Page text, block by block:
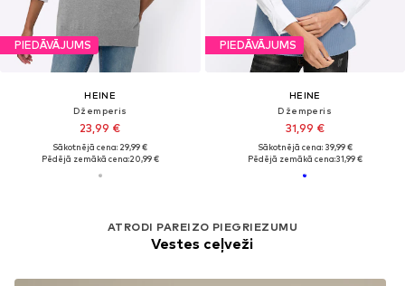
PIEDĀVĀJUMS
HEINE
Džemperis
23,99 €
Sākotnējā cena: 29,99 €
Pēdējā zemākā cena:20,99 €
PIEDĀVĀJUMS
HEINE
Džemperis
31,99 €
Sākotnējā cena: 39,99 €
Pēdējā zemākā cena:31,99 €
ATRODI PAREIZO PIEGRIEZUMU
Vestes ceļveži